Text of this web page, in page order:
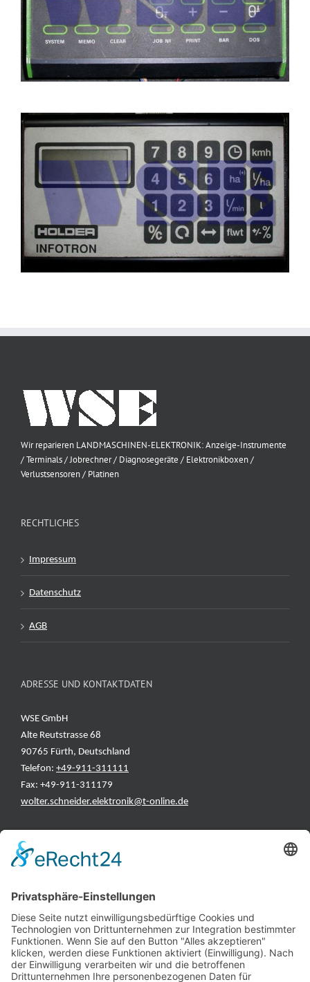
Wir reparieren LANDMASCHINEN-ELEKTRONIK: Anzeige-Instrumente
/ Terminals / Jobrechner / Diagnosegeräte / Elektronikboxen /
Verlustsensoren / Platinen
RECHTLICHES
Impressum
Datenschutz
AGB
ADRESSE UND KONTAKTDATEN
WSE GmbH
Alte Reutstrasse 68
90765 Fürth, Deutschland
Telefon: +49-911-311111
Fax: +49-911-311179
wolter.schneider.elektronik@t-online.de
INFORMATIONEN
Hersteller
Fehlerliste